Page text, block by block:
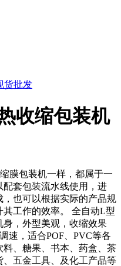
收缩包装机
膜包装机一样，都属于一
套包装流水线使用，进
也可以根据实际的产品规
工作的效率。 全自动L型
，外型美观，收缩效果
速，适合POF、PVC等各
、糖果、书本、药盒、茶
五金工具、及化工产品等